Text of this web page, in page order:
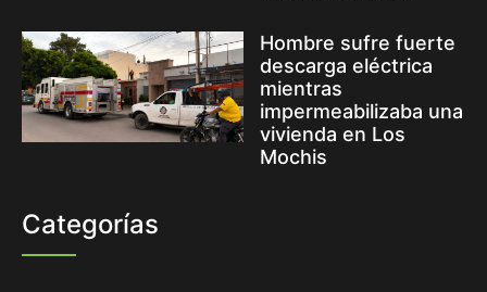
Hombre sufre fuerte
descarga eléctrica
mientras
impermeabilizaba una
vivienda en Los
Mochis
Categorías